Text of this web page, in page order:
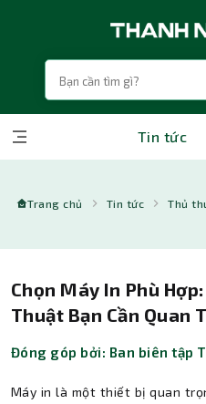
Tin tức
Trang chủ Tin tức Thủ
Chọn Máy In Phù
Thuật Bạn Cần Quan
Đóng góp bởi: Ban biên tập
Máy in là một thiết bị quan